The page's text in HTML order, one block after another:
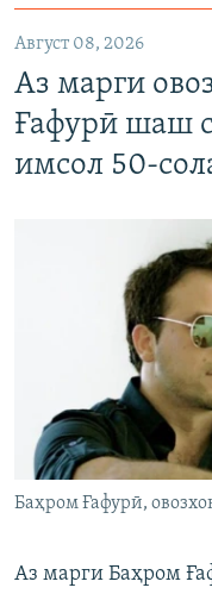
Август 08, 2026
Аз марги
Ғафурӣ шаш
имсол 50-
Баҳром Ғафурӣ,
Аз марги Баҳром